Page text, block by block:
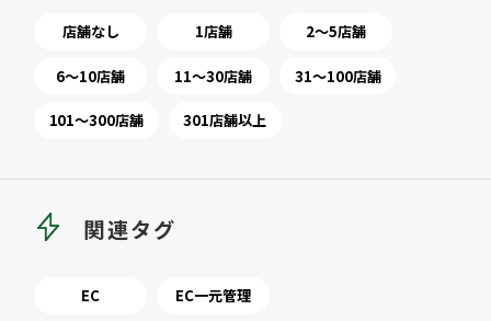
店舗なし 1店舗 2～5店舗
6～10店舗 11～30店舗 31～100店舗
101～300店舗 301店舗以上
関連タグ
EC EC一元管理